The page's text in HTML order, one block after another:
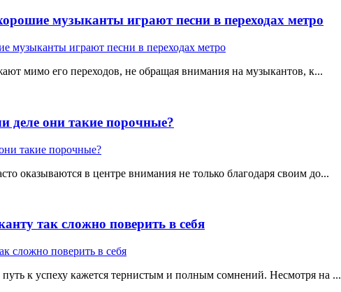
музыканты играют песни в переходах метро
мимо его переходов, не обращая внимания на музыкантов, к...
деле они такие порочные?
оказываются в центре внимания не только благодаря своим до...
так сложно поверить в себя
к успеху кажется тернистым и полным сомнений. Несмотря на ...